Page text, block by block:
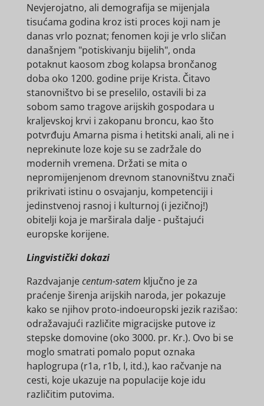
Nevjerojatno, ali demografija se mijenjala
tisućama godina kroz isti proces koji nam je
danas vrlo poznat; fenomen koji je vrlo sličan
današnjem "potiskivanju bijelih", onda
potaknut kaosom zbog kolapsa brončanog
doba oko 1200. godine prije Krista. Čitavo
stanovništvo bi se preselilo, ostavili bi za
sobom samo tragove arijskih gospodara u
kraljevskoj krvi i zakopanu broncu, kao što
potvrđuju Amarna pisma i hetitski anali, ali ne i
neprekinute loze koje su se zadržale do
modernih vremena. Držati se mita o
nepromijenjenom drevnom stanovništvu znači
prikrivati ​​istinu o osvajanju, kompetenciji i
jedinstvenoj rasnoj i kulturnoj (i jezičnoj!)
obitelji koja je marširala dalje - puštajući
europske korijene.
Lingvistički dokazi
Razdvajanjecentum-satem ključno je za
praćenje širenja arijskih naroda, jer pokazuje
kako se njihov proto-indoeuropski jezik razišao:
odražavajući različite migracijske putove iz
stepske domovine (oko 3000. pr. Kr.). Ovo bi se
moglo smatrati pomalo poput oznaka
haplogrupa (r1a, r1b, I, itd.), kao račvanje na
cesti, koje ukazuje na populacije koje idu
različitim putovima.